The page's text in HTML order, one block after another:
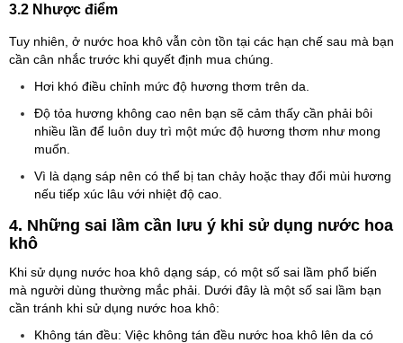
3.2 Nhược điểm
Tuy nhiên, ở nước hoa khô vẫn còn tồn tại các hạn chế sau mà bạn
cần cân nhắc trước khi quyết định mua chúng.
Hơi khó điều chỉnh mức độ hương thơm trên da.
Độ tỏa hương không cao nên bạn sẽ cảm thấy cần phải bôi
nhiều lần để luôn duy trì một mức độ hương thơm như mong
muốn.
Vì là dạng sáp nên có thể bị tan chảy hoặc thay đổi mùi hương
nếu tiếp xúc lâu với nhiệt độ cao.
4. Những sai lầm cần lưu ý khi sử dụng nước hoa
khô
Khi sử dụng nước hoa khô dạng sáp, có một số sai lầm phổ biến
mà người dùng thường mắc phải. Dưới đây là một số sai lầm bạn
cần tránh khi sử dụng nước hoa khô:
Không tán đều: Việc không tán đều nước hoa khô lên da có